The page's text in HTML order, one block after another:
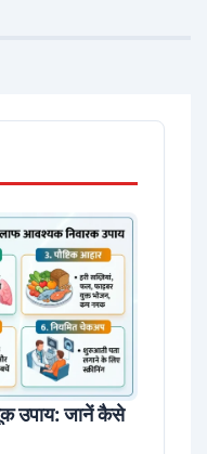
उपाय: जानें कैसे